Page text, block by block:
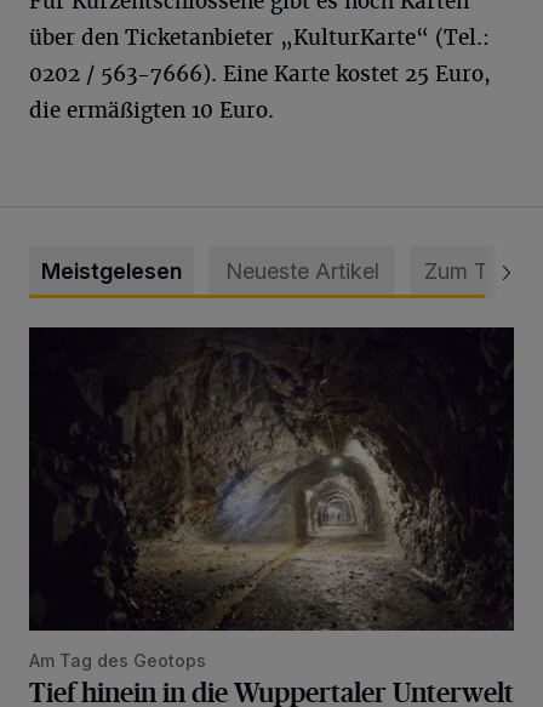
über den Ticketanbieter „KulturKarte“ (Tel.:
0202 / 563-7666). Eine Karte kostet 25 Euro,
die ermäßigten 10 Euro.
Meistgelesen Neueste Artikel Zum Thema
Am Tag des Geotops
Tief hinein in die Wuppertaler Unterwelt